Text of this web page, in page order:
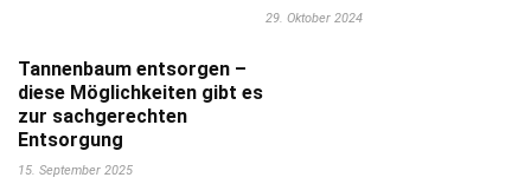
29. Oktober 2024
Tannenbaum entsorgen –
diese Möglichkeiten gibt es
zur sachgerechten
Entsorgung
15. September 2025